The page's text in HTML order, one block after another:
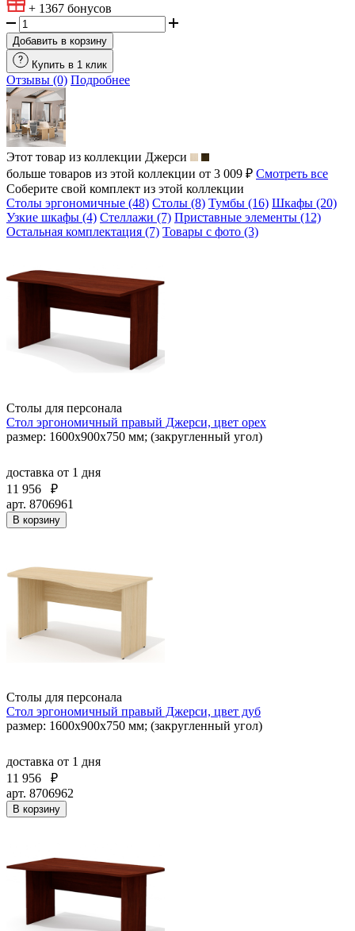
+ 1367 бонусов
Добавить в корзину
Купить в 1 клик
Отзывы (0) Подробнее
Этот товар из коллекции Джерси
больше товаров из этой коллекции от 3 009 ₽ Смотреть все
Соберите свой комплект из этой коллекции
Столы эргономичные (48) Столы (8) Тумбы (16) Шкафы (20)
Узкие шкафы (4) Стеллажи (7) Приставные элементы (12)
Остальная комплектация (7) Товары с фото (3)
Столы для персонала
Стол эргономичный правый Джерси, цвет орех
размер: 1600x900x750 мм; (закругленный угол)
доставка от 1 дня
11 956
₽
арт. 8706961
В корзину
Столы для персонала
Стол эргономичный правый Джерси, цвет дуб
размер: 1600x900x750 мм; (закругленный угол)
доставка от 1 дня
11 956
₽
арт. 8706962
В корзину